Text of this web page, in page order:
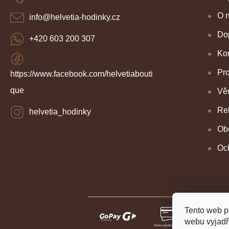
Tento web
webu
info@helvetia-hodinky.cz
https://www.facebook.com/helvetiabouti
que
helvetia_hodinky
+420 603 200 307
O